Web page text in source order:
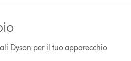
Dyson per il tuo apparecchio